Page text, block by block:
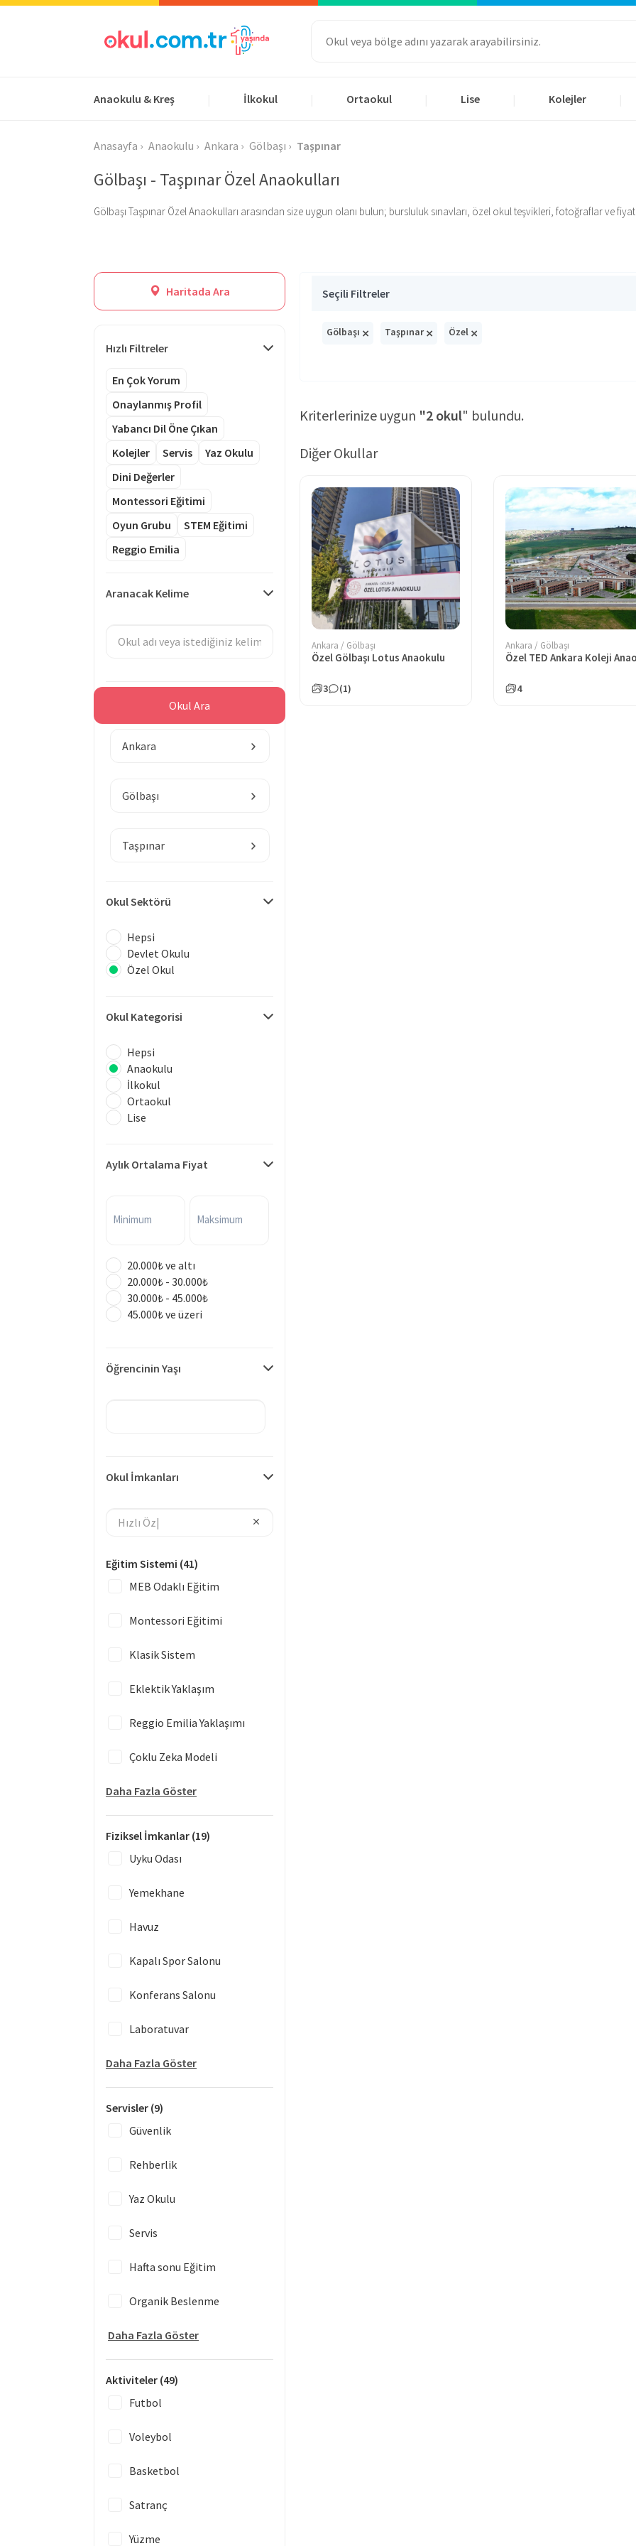
Anaokulu & Kreş İlkokul Ortaokul Lise Kolejler
Anasayfa Anaokulu Ankara Gölbaşı Taşpınar
Gölbaşı - Taşpınar Özel Anaokulları
Gölbaşı Taşpınar Özel Anaokulları arasından size uygun olanı bulun; bursluluk sınavları, özel okul teşvikleri, fotoğraflar ve
Haritada Ara
Hızlı Filtreler
En Çok Yorum
Onaylanmış Profil
Yabancı Dil Öne Çıkan
Kolejler
Servis
Yaz Okulu
Dini Değerler
Montessori Eğitimi
Oyun Grubu
STEM Eğitimi
Reggio Emilia
Aranacak Kelime
Ankara
Gölbaşı
Taşpınar
Okul Sektörü
Hepsi
Devlet Okulu
Özel Okul
Okul Kategorisi
Hepsi
Anaokulu
İlkokul
Ortaokul
Lise
Aylık Ortalama Fiyat
Minimum Maksimum
20.000₺ ve altı
20.000₺ - 30.000₺
30.000₺ - 45.000₺
45.000₺ ve üzeri
Öğrencinin Yaşı
Okul İmkanları
Eğitim Sistemi (41)
MEB Odaklı Eğitim
Montessori Eğitimi
Klasik Sistem
Eklektik Yaklaşım
Reggio Emilia Yaklaşımı
Çoklu Zeka Modeli
Daha Fazla Göster
Fiziksel İmkanlar (19)
Uyku Odası
Yemekhane
Havuz
Kapalı Spor Salonu
Konferans Salonu
Laboratuvar
Daha Fazla Göster
Servisler (9)
Güvenlik
Rehberlik
Yaz Okulu
Servis
Hafta sonu Eğitim
Organik Beslenme
Daha Fazla Göster
Aktiviteler (49)
Futbol
Voleybol
Basketbol
Satranç
Yüzme
Okul Ara
Seçili Filtreler
Gölbaşı × Taşpınar× Özel ×
Kriterlerinize uygun "2 okul" bulundu.
Diğer Okullar
Ankara / Gölbaşı
Özel Gölbaşı Lotus Anaokulu
3 (1)
Ankara / Gölbaşı
4